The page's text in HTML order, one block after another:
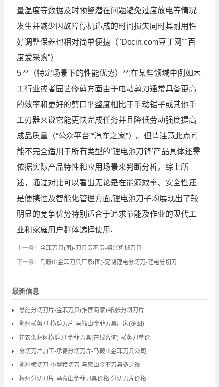
量温度等数据及时预警潜在问题避免过度放电等情况
发生并减少因故障停机造成的时间损失同时其耐用性
好调整保养也相对简单便捷（"Docin.com豆丁网""百
度爱采购“）
5.**（特定场景下的性能优势）**:在某些领域中例如木
工行业或者园艺修剪方面由于电动剪刀通常具备更高
的效率和更好的剪口平整度相比于手动锯子或其他手
工刃器来说它能更快完成任务并且降低劳动强度提高
成品质量（“公众平台”“汽车之家”）。但请注意此点可
能不完全适用于所有类型的‘锂电池刀锋’产品具体还需
依据实际产品特性和应用场景来判断分析。综上所
述，通过对比可以看出无论是在能源效率、安全性还
是便携性及智能化管理方面,锂电池刀子均展现出了较
明显的竞争优势特别适合于追求节能及作业的现代工
业和家庭用户群体选择使用.
上一条： 金菲刀具(图)-刀具贵不贵-绍兴机械刀具
下一条： 马鞍山金菲刀具厂家(图)-定制锂电分切刀-锂电分切刀
最新信息
恩施分切刀片-金菲刀具(推荐商家)-纸张分切刀片
鄂州横剪刀-横剪刀片-马鞍山金菲刀具厂家(多图)
神农架林区横剪刀-金菲刀具(在线咨询)-横剪刀单价
分切刀片加工-承德分切刀片-马鞍山金菲刀具公司
郑州横切刀-小型横切刀-马鞍山金菲刀具多少钱
梅州分切刀片-马鞍山金菲刀具价格-分切刀片价格